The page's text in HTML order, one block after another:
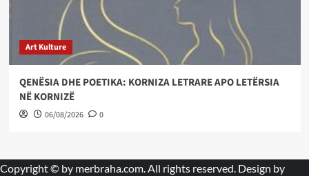
Art Kulture
QENËSIA DHE POETIKA: KORNIZA LETRARE APO LETËRSIA
NË KORNIZË
06/08/2026 0
Copyright © by merbraha.com. All rights reserved. Design by